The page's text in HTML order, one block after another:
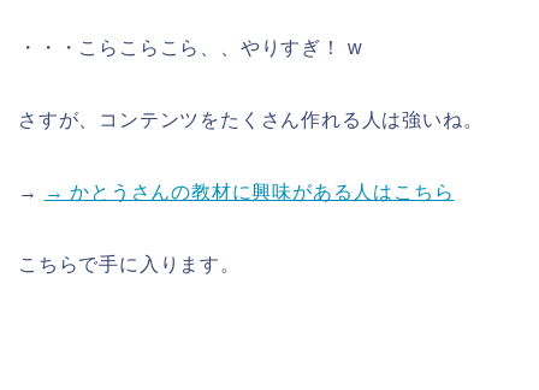
・・・こらこらこら、、やりすぎ！ w
さすが、コンテンツをたくさん作れる人は強いね。
→ → かとうさんの教材に興味がある人はこちら
こちらで手に入ります。